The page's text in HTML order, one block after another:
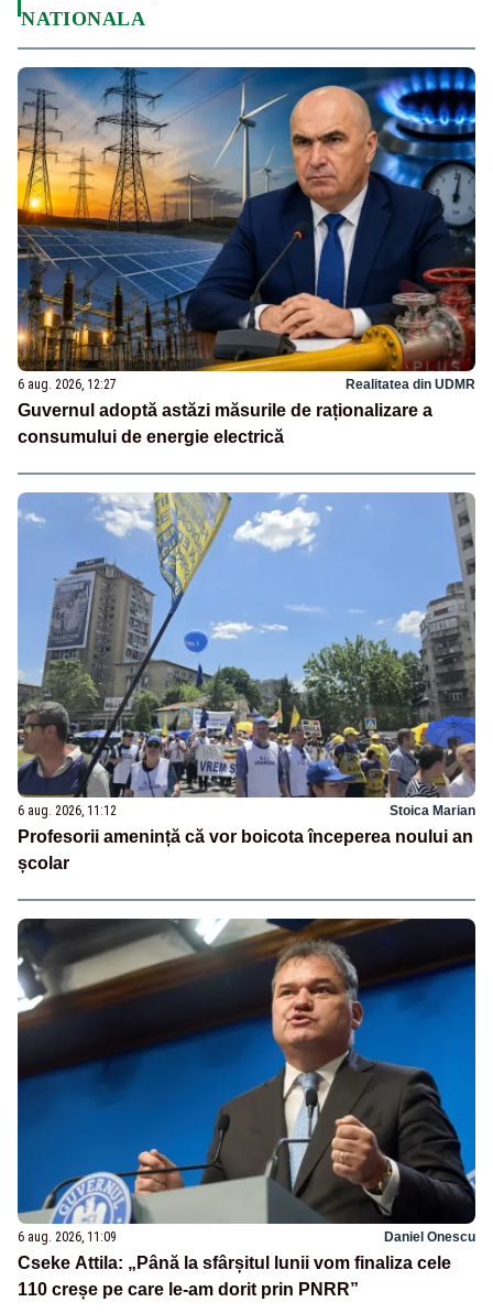
NATIONALA
6 aug. 2026, 12:27 Realitatea din UDMR
Guvernul adoptă astăzi măsurile de raționalizare a
consumului de energie electrică
6 aug. 2026, 11:12 Stoica Marian
Profesorii amenință că vor boicota începerea noului an
școlar
6 aug. 2026, 11:09 Daniel Onescu
Cseke Attila: „Până la sfârșitul lunii vom finaliza cele
110 creșe pe care le-am dorit prin PNRR”